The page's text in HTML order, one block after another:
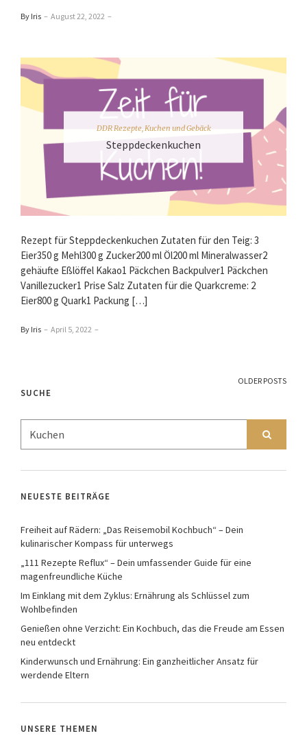
By Iris – August 22, 2022 –
DDR Rezepte, Kuchen und Gebäck
Steppdeckenkuchen
Rezept für Steppdeckenkuchen Zutaten für den Teig: 3
Eier350 g Mehl300 g Zucker200 ml Öl200 ml Mineralwasser2
gehäufte Eßlöffel Kakao1 Päckchen Backpulver1 Päckchen
Vanillezucker1 Prise Salz Zutaten für die Quarkcreme: 2
Eier800 g Quark1 Packung […]
By Iris – April 5, 2022 –
OLDER POSTS
SUCHE
NEUESTE BEITRÄGE
Freiheit auf Rädern: „Das Reisemobil Kochbuch“ – Dein
kulinarischer Kompass für unterwegs
„111 Rezepte Reflux“ – Dein umfassender Guide für eine
magenfreundliche Küche
Im Einklang mit dem Zyklus: Ernährung als Schlüssel zum
Wohlbefinden
Genießen ohne Verzicht: Ein Kochbuch, das die Freude am Essen
neu entdeckt
Kinderwunsch und Ernährung: Ein ganzheitlicher Ansatz für
werdende Eltern
UNSERE THEMEN